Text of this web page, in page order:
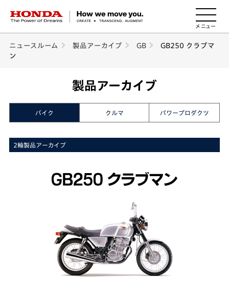
HONDA The Power of Dreams
ニュースルーム 製品アーカイブ GB
GB250 クラブマ
ン
製品アーカイブ
バイク クルマ パワープロダクツ
2輪製品アーカイブ